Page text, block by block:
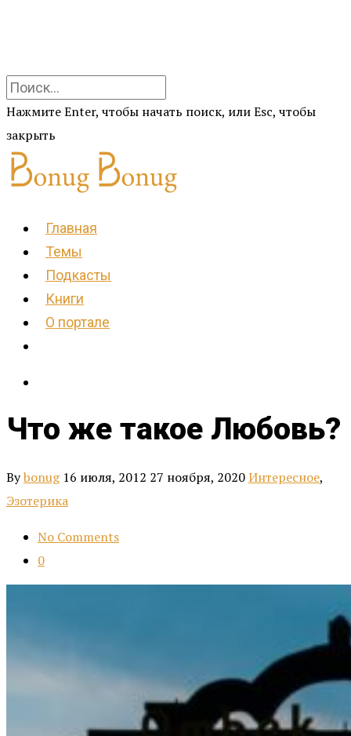
Нажмите Enter, чтобы начать поиск, или Esc, чтобы
закрыть
Главная
Темы
Подкасты
Книги
О портале
Что же такое Любовь?
Bybonug 16 июля, 2012 27 ноября, 2020Интересное,
Эзотерика
No Comments
0